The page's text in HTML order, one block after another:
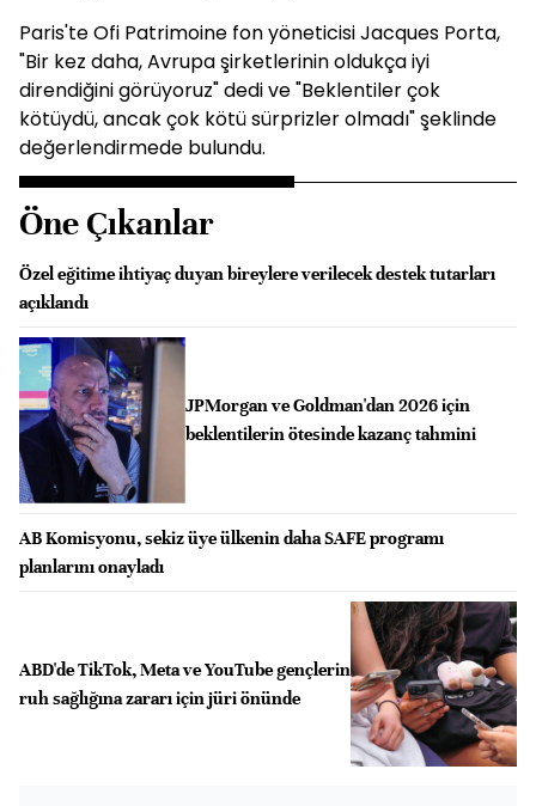
Paris'te Ofi Patrimoine fon yöneticisi Jacques Porta,
"Bir kez daha, Avrupa şirketlerinin oldukça iyi
direndiğini görüyoruz" dedi ve "Beklentiler çok
kötüydü, ancak çok kötü sürprizler olmadı" şeklinde
değerlendirmede bulundu.
Öne Çıkanlar
Özel eğitime ihtiyaç duyan bireylere verilecek destek tutarları
açıklandı
JPMorgan ve Goldman'dan 2026 için
beklentilerin ötesinde kazanç tahmini
AB Komisyonu, sekiz üye ülkenin daha SAFE programı
planlarını onayladı
ABD'de TikTok, Meta ve YouTube gençlerin
ruh sağlığına zararı için jüri önünde